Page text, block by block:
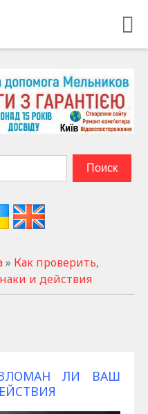
» Как проверить,
и действия
ЛИ ВАШ